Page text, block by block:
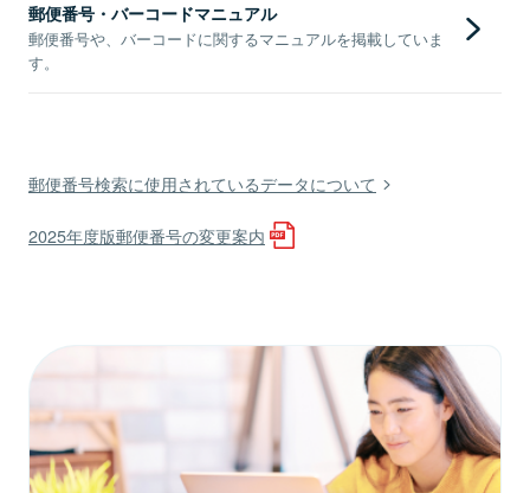
郵便番号・バーコードマニュアル
郵便番号や、バーコードに関するマニュアルを掲載していま
す。
郵便番号検索に使用されているデータについて
2025年度版郵便番号の変更案内